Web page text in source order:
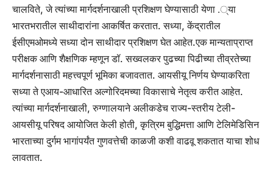
चालविते, जे त्यांच्या मार्गदर्शनाखाली प्रशिक्षण घेण्यासाठी येणा .्या
भारतभरातील साथीदारांना आकर्षित करतात. सध्या, केंद्रातील
ईसीएमओमध्ये सध्या दोन साथीदार प्रशिक्षण घेत आहेत.एक मान्यताप्राप्त
परीक्षक आणि शैक्षणिक म्हणून डॉ. सख्वलकर पुढच्या पिढीच्या तीव्रतेच्या
मार्गदर्शनासाठी महत्त्वपूर्ण भूमिका बजावतात. आयसीयू निर्णय घेण्याकरिता
सध्या ते एआय-आधारित अल्गोरिदमच्या विकासाचे नेतृत्व करीत आहेत.
त्यांच्या मार्गदर्शनाखाली, रुग्णालयाने अलीकडेच राज्य-स्तरीय टेली-
आयसीयू परिषद आयोजित केली होती, कृत्रिम बुद्धिमत्ता आणि टेलिमेडिसिन
भारताच्या दुर्गम भागांपर्यंत गुणवत्तेची काळजी कशी वाढवू शकतात याचा शोध
लावतात.